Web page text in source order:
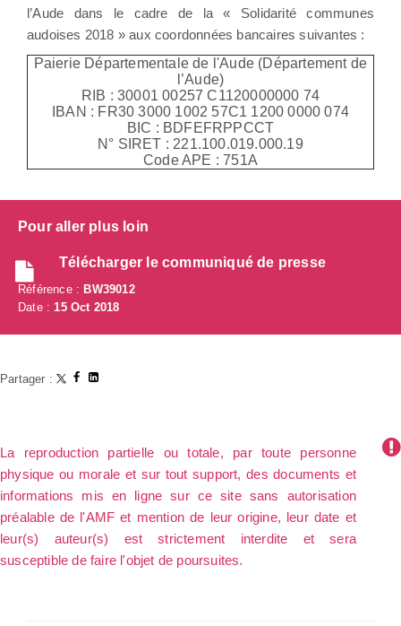
l’Aude dans le cadre de la « Solidarité communes
audoises 2018 » aux coordonnées bancaires suivantes :
Paierie Départementale de l'Aude (Département de
l’Aude)
RIB : 30001 00257 C1120000000 74
IBAN : FR30 3000 1002 57C1 1200 0000 074
BIC : BDFEFRPPCCT
N° SIRET : 221.100.019.000.19
Code APE : 751A
Pour aller plus loin
Télécharger le communiqué de presse
Référence :BW39012
Date : 15 Oct 2018
Partager :
La reproduction partielle ou totale, par toute personne
physique ou morale et sur tout support, des documents et
informations mis en ligne sur ce site sans autorisation
préalable de l'AMF et mention de leur origine, leur date et
leur(s) auteur(s) est strictement interdite et sera
susceptible de faire l'objet de poursuites.